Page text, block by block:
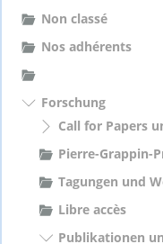
Non classé
Nos adhérents
Forschung
Call for Papers
Pierre-Grappin-
Tagungen und
Libre accès
Publikationen